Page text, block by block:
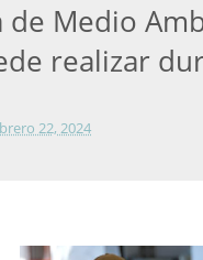
de Medio
realizar
22, 2024